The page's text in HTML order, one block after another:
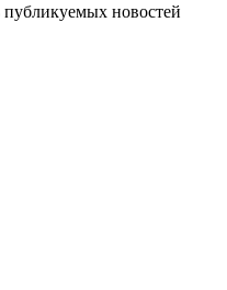
публикуемых новостей